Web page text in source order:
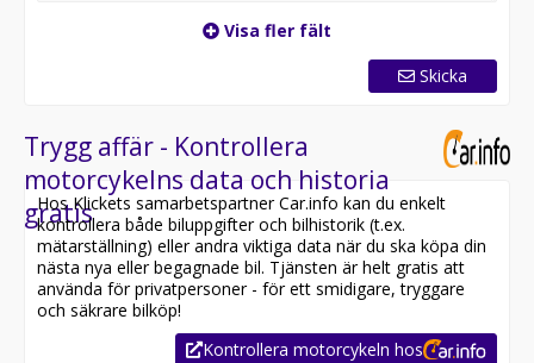
Visa fler fält
Skicka
Trygg affär - Kontrollera
motorcykelns data och historia
gratis
Hos Klickets samarbetspartner Car.info kan du enkelt
kontrollera både biluppgifter och bilhistorik (t.ex.
mätarställning) eller andra viktiga data när du ska köpa din
nästa nya eller begagnade bil. Tjänsten är helt gratis att
använda för privatpersoner - för ett smidigare, tryggare
och säkrare bilköp!
Kontrollera motorcykeln hos